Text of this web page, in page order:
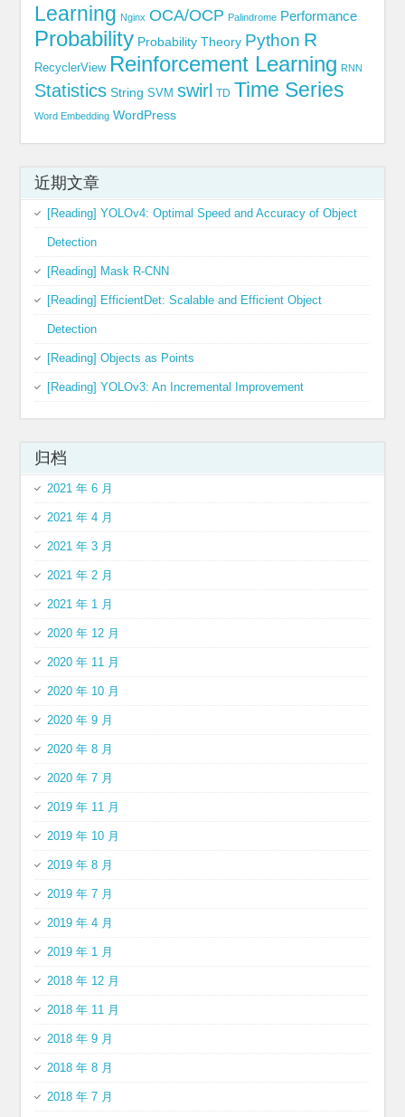
Learning Nginx OCA/OCP Palindrome Performance
Probability Probability Theory Python R
RecyclerView Reinforcement Learning RNN
Statistics String SVM swirl TD Time Series
Word Embedding WordPress
近期文章
[Reading] YOLOv4: Optimal Speed and Accuracy of Object
Detection
[Reading] Mask R-CNN
[Reading] EfficientDet: Scalable and Efficient Object
Detection
[Reading] Objects as Points
[Reading] YOLOv3: An Incremental Improvement
归档
2021 年 6 月
2021 年 4 月
2021 年 3 月
2021 年 2 月
2021 年 1 月
2020 年 12 月
2020 年 11 月
2020 年 10 月
2020 年 9 月
2020 年 8 月
2020 年 7 月
2019 年 11 月
2019 年 10 月
2019 年 8 月
2019 年 7 月
2019 年 4 月
2019 年 1 月
2018 年 12 月
2018 年 11 月
2018 年 9 月
2018 年 8 月
2018 年 7 月